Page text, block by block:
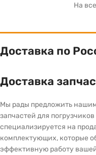
На
Доставка по
Доставка
Мы рады предложить
запчастей для
специализируется на
комплектующих, которые
эффективную работу